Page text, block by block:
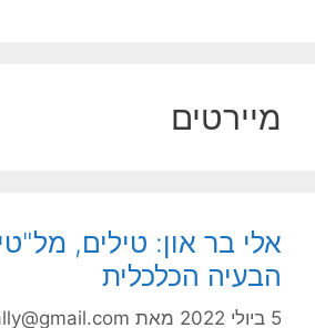
מיירטים
אלי בר און: טילים,
הבעיה הכלכלית
5 ביולי 2022 מאת